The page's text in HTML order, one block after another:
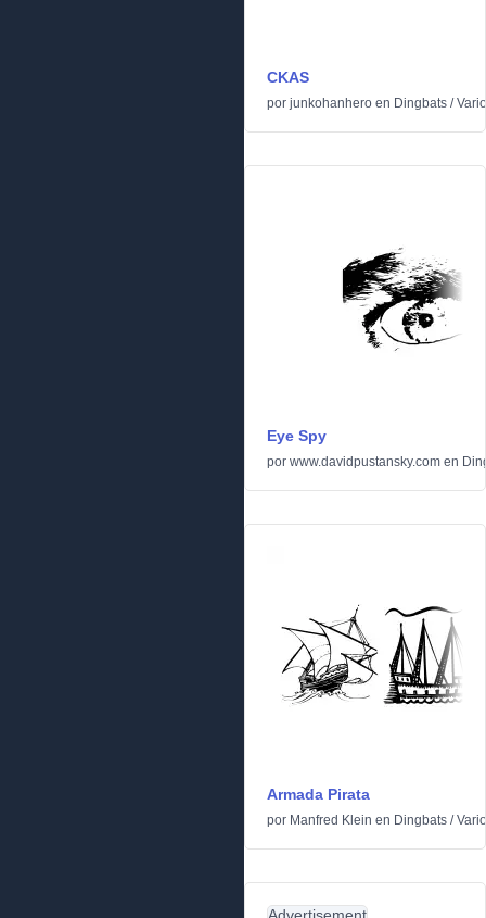
CKAS
por junkohanhero en Dingbats /
Eye Spy
por www.davidpustansky.com en
Armada Pirata
por Manfred Klein en Dingbats /